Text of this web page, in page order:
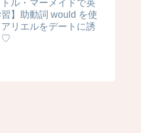
トル・マーメイドで英
】助動詞 would を使
アリエルをデートに誘
♡